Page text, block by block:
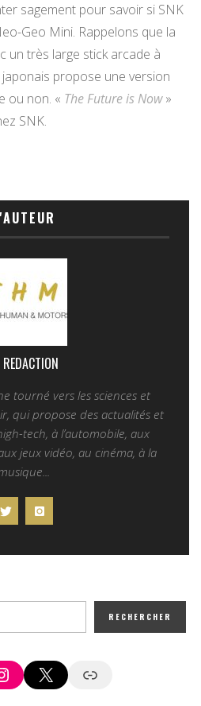
sagement pour savoir si SNK
Geo Mini. Rappelons que la
un très large stick arcade à
japonais propose une version
ou non. « The Future is Now»
SNK.
REDACTION
tourné vers les sciences et
qui propose des actualités et
tech, à l’automobile, aux
jeux vidéo, au cinéma, à la
RECHERCHER
X Google News